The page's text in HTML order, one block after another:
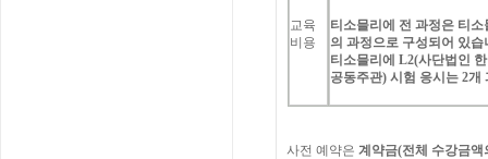
교육
비용
티소믈리에 전 과정은 티소
의 과정으로 구성되어 있습
티소믈리에 L2(사단법인
공동주관) 시험 응시는 2개
사전 예약은 계약금(전체 수강금액